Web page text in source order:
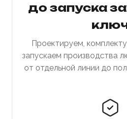
до запуска
Проектируем,
запускаем производства
от отдельной линии до